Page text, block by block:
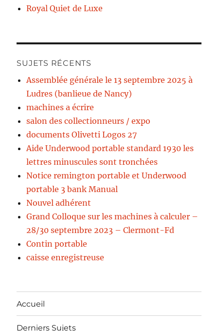
Royal Quiet de Luxe
SUJETS RÉCENTS
Assemblée générale le 13 septembre 2025 à
Ludres (banlieue de Nancy)
machines a écrire
salon des collectionneurs / expo
documents Olivetti Logos 27
Aide Underwood portable standard 1930 les
lettres minuscules sont tronchées
Notice remington portable et Underwood
portable 3 bank Manual
Nouvel adhérent
Grand Colloque sur les machines à calculer –
28/30 septembre 2023 – Clermont-Fd
Contin portable
caisse enregistreuse
Accueil
Derniers Sujets